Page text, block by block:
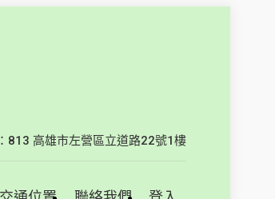
813 高雄市左營區立道路22號1樓